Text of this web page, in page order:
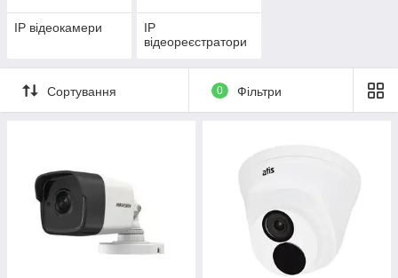
IP відеокамери
IP
відеореєстратори
Сортування 0 Фільтри